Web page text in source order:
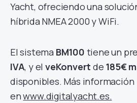
Yacht, ofreciendo una
híbrida NMEA 2000 y WiFi.
El sistema BM100 tiene un
IVA, y elveKonvert de 185€
disponibles. Más información
enwww.digitalyacht.es.